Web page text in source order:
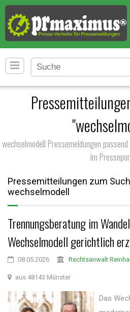
wechselmodell Pressemeldungen
im
Pressemitteilungen zum
wechselmodell
Trennungsberatung im
Wechselmodell gerichtlich
08.05.2026 Rechtsanwalt
aus 48143 Münster
Das